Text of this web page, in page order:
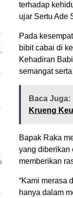
terhadap
ujar Sertu Ade
Pada
bibit cabai di
Kehadiran
semangat
Baca Juga:
Krueng
Bapak Raka
yang diberikan
memberikan
“Kami merasa
hanya dalam